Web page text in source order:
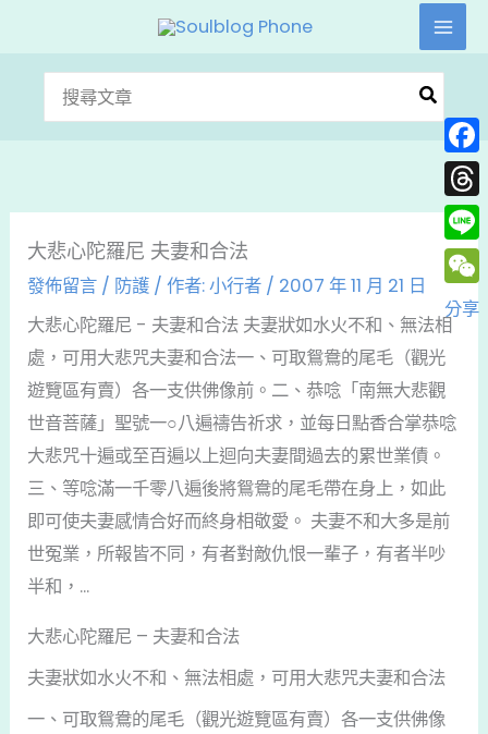
尋：
大悲心陀羅尼 夫妻和合法
發佈留言 / 防護 / 作者:小行者 / 2007 年 11 月 21 日
大悲心陀羅尼 - 夫妻和合法 夫妻狀如水火不和、無法相
處，可用大悲咒夫妻和合法一、可取鴛鴦的尾毛（觀光
遊覽區有賣）各一支供佛像前。二、恭唸「南無大悲觀
世音菩薩」聖號一○八遍禱告祈求，並每日點香合掌恭唸
大悲咒十遍或至百遍以上迴向夫妻間過去的累世業債。
三、等唸滿一千零八遍後將鴛鴦的尾毛帶在身上，如此
即可使夫妻感情合好而終身相敬愛。 夫妻不和大多是前
世冤業，所報皆不同，有者對敵仇恨一輩子，有者半吵
半和，...
大悲心陀羅尼 – 夫妻和合法
夫妻狀如水火不和、無法相處，可用大悲咒夫妻和合法
一、可取鴛鴦的尾毛（觀光遊覽區有賣）各一支供佛像
Line
分享